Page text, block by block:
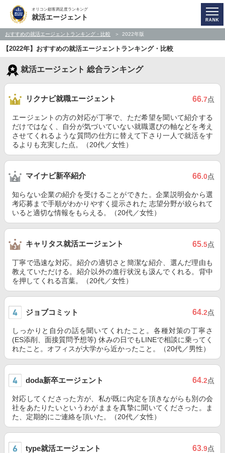
オリコン顧客満足度ランキング
就活エージェント
おすすめの就活エージェントランキング・比較 2022年版
【2022年】おすすめの就活エージェントランキング・比較
就活エージェント 総合ランキング
リクナビ就職エージェント 66.7点
エージェントの方の対応が丁寧で、ただ希望を聞いて紹介する
だけではなく、自分が気づいていない就職選びの軸などを考え
させてくれるような質問の仕方に替えて下さり一人で就活をす
るよりも充実した点。（20代／女性）
マイナビ新卒紹介 66.0点
知らない企業の紹介を受けることができた。企業説明会から選
考応募まで手順がわかりやすく提示された 志望分野が絞られて
いると適切な情報をもらえる。（20代／女性）
キャリタス就活エージェント 65.5点
丁寧で迅速な対応。紹介の適切さと簡潔な紹介、選んだ理由も
教えていただける。紹介以外の進行状況も汲んでくれる。背中
を押してくれる言葉。（20代／女性）
ジョブコミット 64.2点
しっかりと自分の話を聞いてくれたこと。各種対策の丁寧さ
(ES添削、面接質問予想等) 休みの日でもLINEで相談に乗ってく
れたこと。オフィスが大学から近かったこと。（20代／男性）
doda新卒エージェント 64.2点
対応してくださった方が、私が既に内定を頂きながらも別の会
社をあたりたいというわがままを真摯に聞いてくださった。ま
た、定期的にご連絡を頂いた。（20代／女性）
type就活エージェント 63.9点